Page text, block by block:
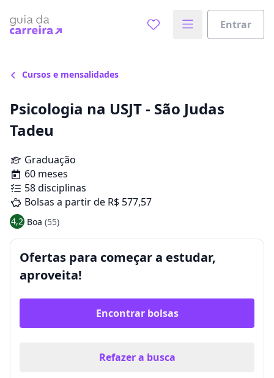
Entrar
Cursos e mensalidades
Psicologia na USJT - São Judas
Tadeu
Graduação
60 meses
58 disciplinas
Bolsas a partir de R$ 577,57
4,2 Boa (55)
Ofertas para começar a estudar,
aproveita!
Encontrar bolsas
Refazer a busca